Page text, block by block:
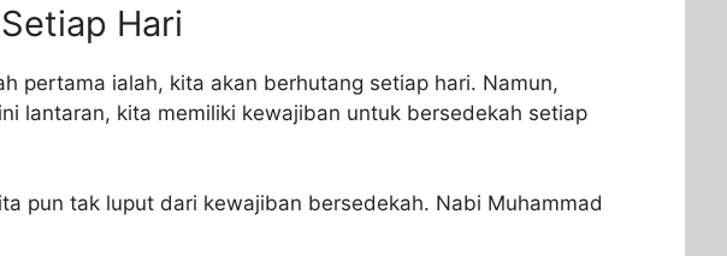
Hari
pertama ialah, kita akan berhutang setiap hari. Namun,
lantaran, kita memiliki kewajiban untuk bersedekah setiap
pun tak luput dari kewajiban bersedekah. Nabi Muhammad